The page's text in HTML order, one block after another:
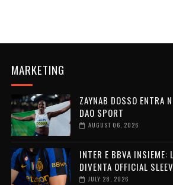
MARKETING
ZAYNAB DOSSO ENTRA
DAO SPORT
AUGUST 06, 2026
INTER E BBVA INSIEME:
DIVENTA OFFICIAL
JULY 28, 2026